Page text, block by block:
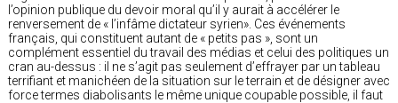
l’opinion publique du devoir moral qu’il y aurait à accélérer le
renversement de « l’infâme dictateur syrien». Ces événements
français, qui constituent autant de « petits pas », sont un
complément essentiel du travail des médias et celui des politiques un
cran au-dessus : il ne s’agit pas seulement d’effrayer par un tableau
terrifiant et manichéen de la situation sur le terrain et de désigner avec
force termes diabolisants le même unique coupable possible, il faut